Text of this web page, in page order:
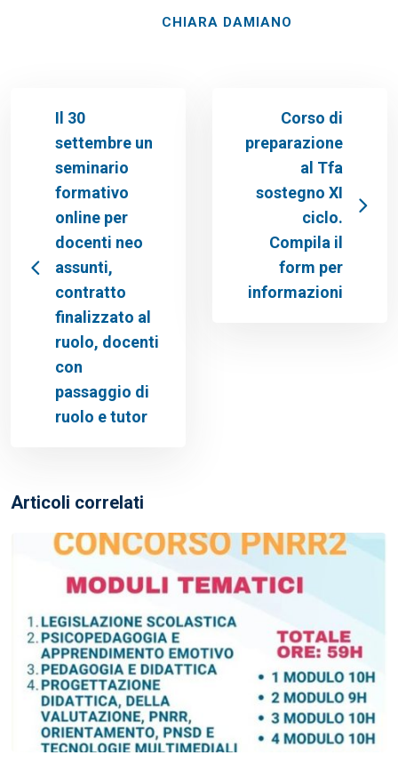
CHIARA DAMIANO
Il 30
settembre un
seminario
formativo
online per
docenti neo
assunti,
contratto
finalizzato al
ruolo, docenti
con
passaggio di
ruolo e tutor
Corso di
preparazione
al Tfa
sostegno XI
ciclo.
Compila il
form per
informazioni
Articoli correlati